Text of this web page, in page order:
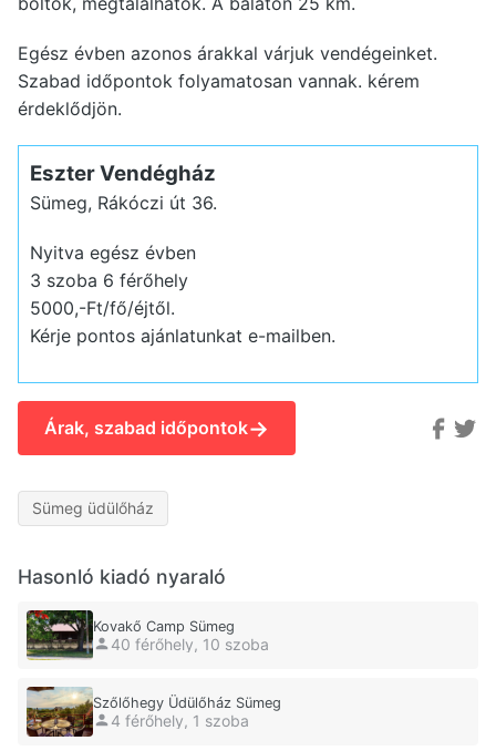
Egész évben azonos árakkal várjuk vendégeinket.
Szabad időpontok folyamatosan vannak. kérem
érdeklődjön.
Eszter Vendégház
Sümeg, Rákóczi út 36.
Nyitva egész évben
3 szoba 6 férőhely
5000,-Ft/fő/éjtől.
Kérje pontos ajánlatunkat e-mailben.
Árak, szabad időpontok→
Sümeg üdülőház
Hasonló kiadó nyaraló
Kovakő Camp Sümeg
40 férőhely, 10 szoba
Szőlőhegy Üdülőház Sümeg
4 férőhely, 1 szoba